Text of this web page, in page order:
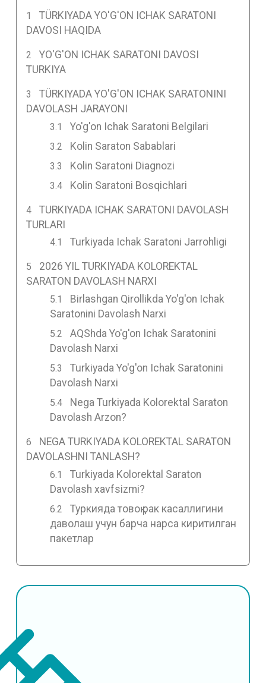
TÜRKIYADA YO'G'ON ICHAK SARATONI
DAVOSI HAQIDA
YO'G'ON ICHAK SARATONI DAVOSI
TURKIYA
TÜRKIYADA YO'G'ON ICHAK SARATONINI
DAVOLASH JARAYONI
Yo'g'on Ichak Saratoni Belgilari
Kolin Saraton Sabablari
Kolin Saratoni Diagnozi
Kolin Saratoni Bosqichlari
TURKIYADA ICHAK SARATONI DAVOLASH
TURLARI
Turkiyada Ichak Saratoni Jarrohligi
2026 YIL TURKIYADA KOLOREKTAL
SARATON DAVOLASH NARXI
Birlashgan Qirollikda Yo'g'on Ichak
Saratonini Davolash Narxi
AQShda Yo'g'on Ichak Saratonini
Davolash Narxi
Turkiyada Yo'g'on Ichak Saratonini
Davolash Narxi
Nega Turkiyada Kolorektal Saraton
Davolash Arzon?
NEGA TURKIYADA KOLOREKTAL SARATON
DAVOLASHNI TANLASH?
Turkiyada Kolorektal Saraton
Davolash xavfsizmi?
Туркияда товоқ рак касаллигини
даволаш учун барча нарса киритилган
пакетлар